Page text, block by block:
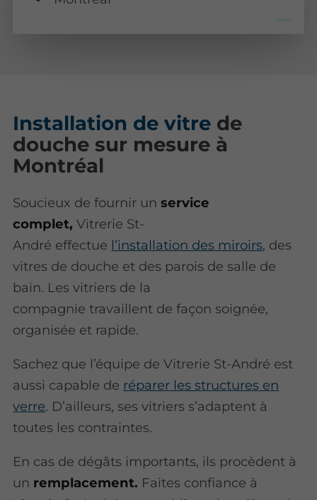
Installation de vitre de
douche sur mesure à
Montréal
Soucieux de fournir unservice
complet, Vitrerie St-
André effectue l’installation des miroirs, des
vitres de douche et des parois de salle de
bain. Les vitriers de la
compagnie travaillent de façon soignée,
organisée et rapide.
Sachez que l’équipe de Vitrerie St-André est
aussi capable de réparer les structures en
verre. D’ailleurs, ses vitriers s’adaptent à
toutes les contraintes.
En cas de dégâts importants, ils procèdent à
un remplacement. Faites confiance à